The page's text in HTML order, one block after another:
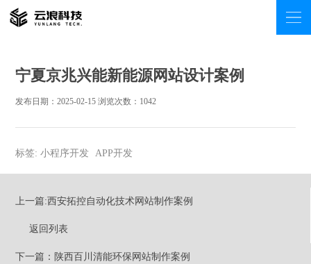
宁夏京兆兴能新能源网站设计案例
发布日期：2025-02-15 浏览次数： 1042
标签: 小程序开发 APP开发
上一篇:西安拓控自动化技术网站制作案例
返回列表
下一篇：陕西百川清能环保网站制作案例